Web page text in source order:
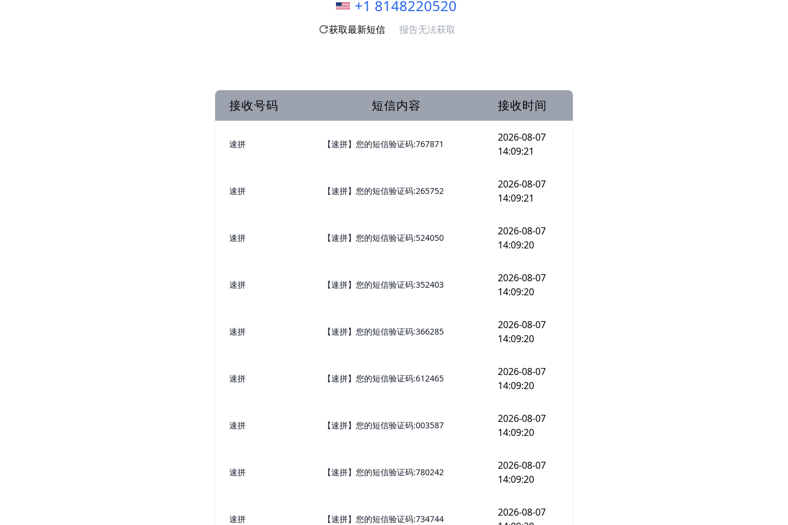
+1 8148220520
获取最新短信 报告无法获取
接收号码 短信内容 接收时间
速拼 【速拼】您的短信验证码:767871
2026-08-07
14:09:21
速拼 【速拼】您的短信验证码:265752
2026-08-07
14:09:21
速拼 【速拼】您的短信验证码:524050
2026-08-07
14:09:20
速拼 【速拼】您的短信验证码:352403
2026-08-07
14:09:20
速拼 【速拼】您的短信验证码:366285
2026-08-07
14:09:20
速拼 【速拼】您的短信验证码:612465
2026-08-07
14:09:20
速拼 【速拼】您的短信验证码:003587
2026-08-07
14:09:20
速拼 【速拼】您的短信验证码:780242
2026-08-07
14:09:20
速拼 【速拼】您的短信验证码:734744
2026-08-07